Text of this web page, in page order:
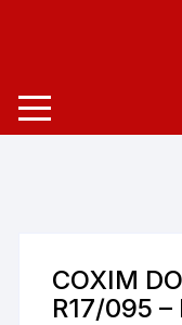
COXIM
R17/095 –